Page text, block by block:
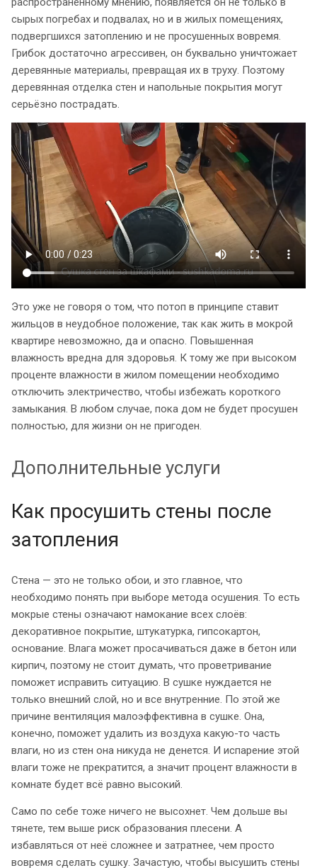
сырых погребах и подвалах, но и в жилых помещениях,
подвергшихся затоплению и не просушенных вовремя.
Грибок достаточно агрессивен, он буквально уничтожает
деревянные материалы, превращая их в труху. Поэтому
деревянная отделка стен и напольные покрытия могут
серьёзно пострадать.
Это уже не говоря о том, что потоп в принципе ставит
жильцов в неудобное положение, так как жить в мокрой
квартире невозможно, да и опасно. Повышенная
влажность вредна для здоровья. К тому же при высоком
проценте влажности в жилом помещении необходимо
отключить электричество, чтобы избежать короткого
замыкания. В любом случае, пока дом не будет просушен
полностью, для жизни он не пригоден.
Дополнительные услуги
Как просушить стены после
затопления
Стена — это не только обои, и это главное, что
необходимо понять при выборе метода осушения. То есть
мокрые стены означают намокание всех слоёв:
декоративное покрытие, штукатурка, гипсокартон,
основание. Влага может просачиваться даже в бетон или
кирпич, поэтому не стоит думать, что проветривание
поможет исправить ситуацию. В сушке нуждается не
только внешний слой, но и все внутренние. По этой же
причине вентиляция малоэффективна в сушке. Она,
конечно, поможет удалить из воздуха какую-то часть
влаги, но из стен она никуда не денется. И испарение этой
влаги тоже не прекратится, а значит процент влажности в
комнате будет всё равно высокий.
Само по себе тоже ничего не высохнет. Чем дольше вы
тянете, тем выше риск образования плесени. А
избавляться от неё сложнее и затратнее, чем просто
вовремя сделать сушку. Зачастую, чтобы высушить стены